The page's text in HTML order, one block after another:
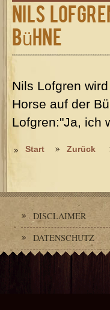
Nils
Bühne
Nils Lofgren
Horse auf der
Lofgren:"Ja, ich
Start Zurück
DISCLAIMER
DATENSCHUTZ